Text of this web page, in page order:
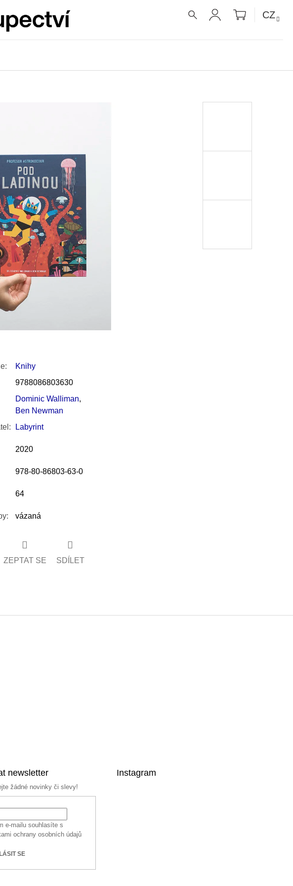
PŘIHLÁŠENÍ
NÁKUPNÍ
KOŠÍK
CZ
:
Knihy
9788086803630
Dominic Walliman,
Ben Newman
:
Labyrint
2020
978-80-86803-63-0
64
: vázaná
ZEPTAT SE SDÍLET
VÝVAR
NEJEN ROMSKÉ RECEPTY PRO
SNESITELNĚJŠÍ KLIMA
300 Kč
Původně: 350 Kč
newsletter
žádné novinky či slevy!
e-mailu souhlasíte s
ochrany osobních údajů
SE
Instagram